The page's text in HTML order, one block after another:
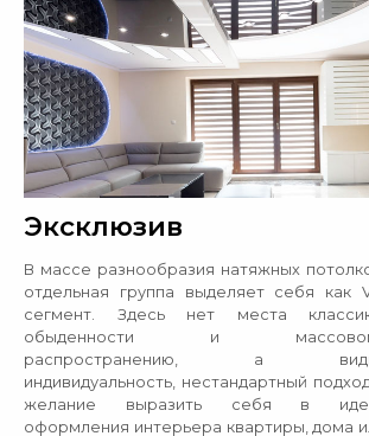
Эксклюзив
В массе разнообразия натяжных
отдельная группа выделяет себя как
сегмент. Здесь нет места
обыденности и
распространению, а
индивидуальность, нестандартный
желание выразить себя в
оформления интерьера квартиры, дома